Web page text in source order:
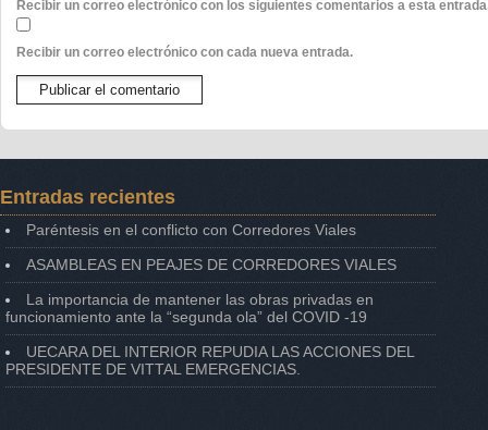
Recibir un correo electrónico con los siguientes comentarios a esta
Recibir un correo electrónico con cada nueva entrada.
Entradas recientes
Paréntesis en el conflicto con Corredores Viales
ASAMBLEAS EN PEAJES DE CORREDORES VIALES
La importancia de mantener las obras privadas en
funcionamiento ante la “segunda ola” del COVID -19
UECARA DEL INTERIOR REPUDIA LAS ACCIONES DEL
PRESIDENTE DE VITTAL EMERGENCIAS.